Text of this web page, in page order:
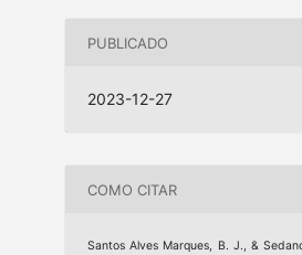
PUBLICADO
2023-12-27
COMO CITAR
Santos Alves Marques, B. J., &